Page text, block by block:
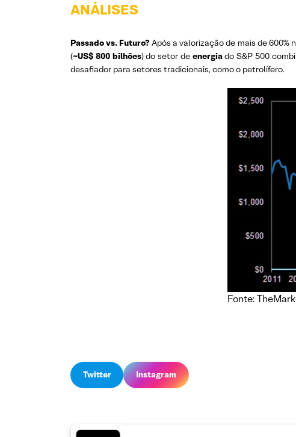
ANÁLISES
Passado vs. Futuro? Após a valorização de mais de 600%
(~US$ 800 bilhões) do setor de energiado S&P 500
desafiador para setores tradicionais, como o petrolífero.
Fonte:
Twitter Instagram